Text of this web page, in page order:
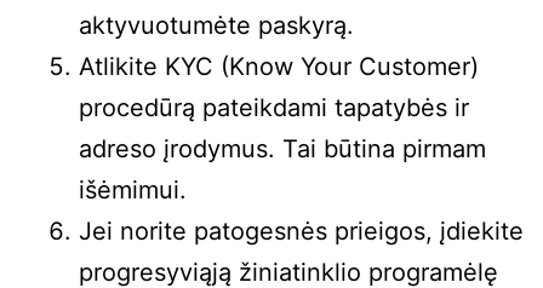
aktyvuotumėte paskyrą.
Atlikite KYC (Know Your Customer)
procedūrą pateikdami tapatybės ir
adreso įrodymus. Tai būtina pirmam
išėmimui.
Jei norite patogesnės prieigos, įdiekite
progresyviąją žiniatinklio programėlę